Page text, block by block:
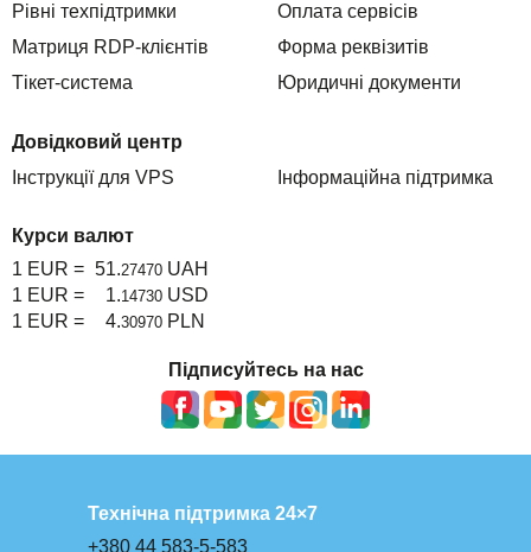
Рівні техпідтримки
Матриця RDP-клієнтів
Тікет-система
Оплата сервісів
Форма реквізитів
Юридичні документи
Довідковий центр
Інструкції для VPS
Інформаційна підтримка
Курси валют
1 EUR = 51.27470 UAH
1 EUR =
1.14730 USD
1 EUR =
4.30970 PLN
Підписуйтесь на нас
Технічна підтримка 24×7
+380 44 583-5-583